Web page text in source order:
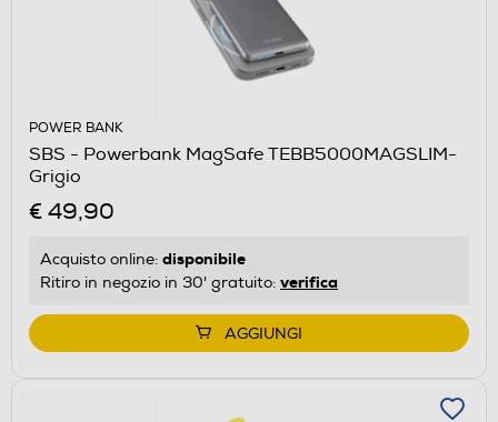
POWER BANK
SBS - Powerbank MagSafe TEBB5000MAGSLIM-
Grigio
€ 49,90
Acquisto online: disponibile
Ritiro in negozio in 30' gratuito: verifica
AGGIUNGI